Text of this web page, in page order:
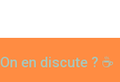
On en discute ? ☕